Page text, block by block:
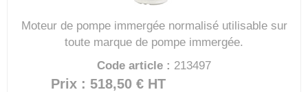
Moteur de pompe immergée normalisé utilisable sur
toute marque de pompe immergée.
Code article : 213497
Prix : 518,50 € HT